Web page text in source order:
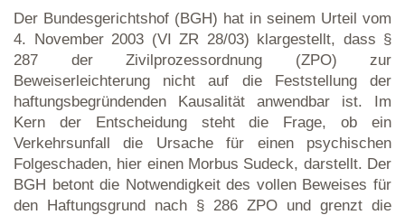
Der Bundesgerichtshof (BGH) hat in seinem Urteil vom
4. November 2003 (VI ZR 28/03) klargestellt, dass §
287 der Zivilprozessordnung (ZPO) zur
Beweiserleichterung nicht auf die Feststellung der
haftungsbegründenden Kausalität anwendbar ist. Im
Kern der Entscheidung steht die Frage, ob ein
Verkehrsunfall die Ursache für einen psychischen
Folgeschaden, hier einen Morbus Sudeck, darstellt. Der
BGH betont die Notwendigkeit des vollen Beweises für
den Haftungsgrund nach § 286 ZPO und grenzt die